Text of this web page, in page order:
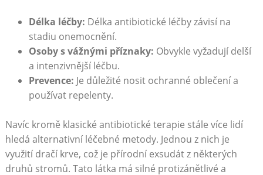
Délka léčby: Délka antibiotické léčby závisí na
stadiu onemocnění.
Osoby s vážnými příznaky: Obvykle vyžadují delší
a intenzivnější léčbu.
Prevence: Je důležité nosit ochranné oblečení a
používat repelenty.
Navíc kromě klasické antibiotické terapie stále více lidí
hledá alternativní léčebné metody. Jednou z nich je
využití dračí krve, což je přírodní exsudát z některých
druhů stromů. Tato látka má silné protizánětlivé a